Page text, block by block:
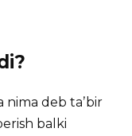
nima deb taʼbir
balki